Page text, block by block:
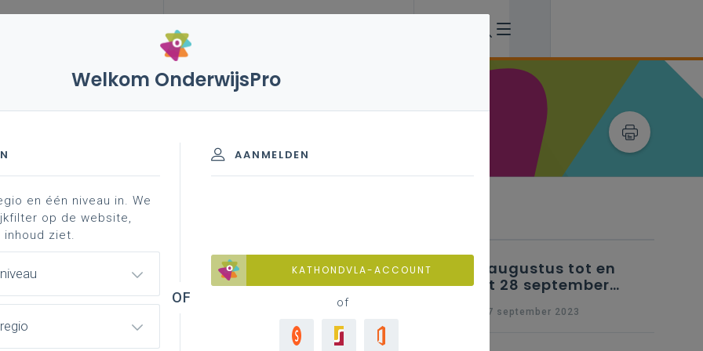
2020-2023
vragen
- Stand van zaken
25 augustus tot en
met 28 september
vragen
wo 27 september 2023
Welkom OnderwijsPro
AANMELDEN
KATHONDVLA-ACCOUNT
of
en één niveau in. We
op de website,
ziet.